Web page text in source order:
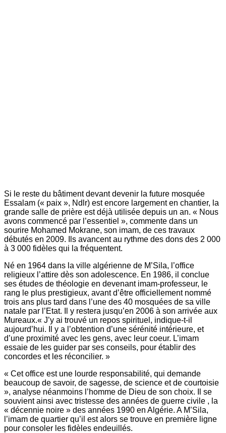
Si le reste du bâtiment devant devenir la future mosquée
Essalam (« paix », Ndlr) est encore largement en chantier, la
grande salle de prière est déjà utilisée depuis un an. « Nous
avons commencé par l’essentiel », commente dans un
sourire Mohamed Mokrane, son imam, de ces travaux
débutés en 2009. Ils avancent au rythme des dons des 2 000
à 3 000 fidèles qui la fréquentent.
Né en 1964 dans la ville algérienne de M’Sila, l’office
religieux l’attire dès son adolescence. En 1986, il conclue
ses études de théologie en devenant imam-professeur, le
rang le plus prestigieux, avant d’être officiellement nommé
trois ans plus tard dans l’une des 40 mosquées de sa ville
natale par l’Etat. Il y restera jusqu’en 2006 à son arrivée aux
Mureaux.« J’y ai trouvé un repos spirituel, indique-t-il
aujourd’hui. Il y a l’obtention d’une sérénité intérieure, et
d’une proximité avec les gens, avec leur coeur. L’imam
essaie de les guider par ses conseils, pour établir des
concordes et les réconcilier. »
« Cet office est une lourde responsabilité, qui demande
beaucoup de savoir, de sagesse, de science et de courtoisie
», analyse néanmoins l’homme de Dieu de son choix. Il se
souvient ainsi avec tristesse des années de guerre civile , la
« décennie noire » des années 1990 en Algérie. A M’Sila,
l’imam de quartier qu’il est alors se trouve en première ligne
pour consoler les fidèles endeuillés.